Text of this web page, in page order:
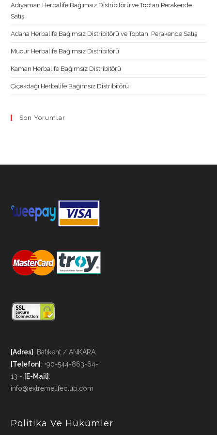
tab
Adıyaman Herbalife Bağımsız Distribitörü ve Toptan Perakende
Satış
Adana Herbalife Bağımsız Distribitörü ve Toptan, Perakende Satış
Mucur Herbalife Bağımsız Distribitörü
Kaman Herbalife Bağımsız Distribitörü
Çiçekdağı Herbalife Bağımsız Distribitörü
Son Yorumlar
[Adres] : Batıkent / ANKARA
[Telefon] : +90-544-863-64-
13 - [E-Mail] :
info@extremelifeclub.com
Politika Ve Hükümler